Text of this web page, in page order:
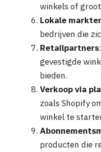
winkels of
Lokale
bedrijven die
Retailpartners
gevestigde
bieden.
Verkoop via
zoals Shopify
winkel te
producten die